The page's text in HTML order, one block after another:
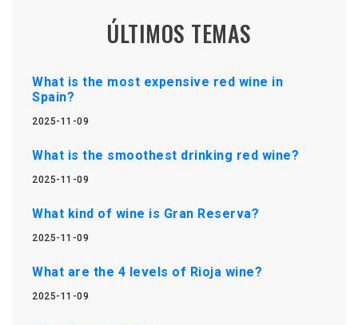
ÚLTIMOS TEMAS
What is the most expensive red wine in
Spain?
2025-11-09
What is the smoothest drinking red wine?
2025-11-09
What kind of wine is Gran Reserva?
2025-11-09
What are the 4 levels of Rioja wine?
2025-11-09